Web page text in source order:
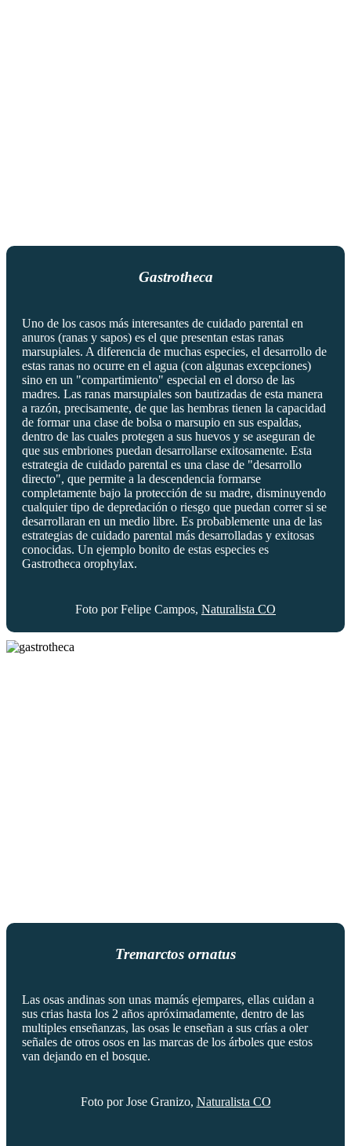
Gastrotheca
Uno de los casos más interesantes de cuidado parental en
anuros (ranas y sapos) es el que presentan estas ranas
marsupiales. A diferencia de muchas especies, el desarrollo de
estas ranas no ocurre en el agua (con algunas excepciones)
sino en un "compartimiento" especial en el dorso de las
madres. Las ranas marsupiales son bautizadas de esta manera
a razón, precisamente, de que las hembras tienen la capacidad
de formar una clase de bolsa o marsupio en sus espaldas,
dentro de las cuales protegen a sus huevos y se aseguran de
que sus embriones puedan desarrollarse exitosamente. Esta
estrategia de cuidado parental es una clase de "desarrollo
directo", que permite a la descendencia formarse
completamente bajo la protección de su madre, disminuyendo
cualquier tipo de depredación o riesgo que puedan correr si se
desarrollaran en un medio libre. Es probablemente una de las
estrategias de cuidado parental más desarrolladas y exitosas
conocidas. Un ejemplo bonito de estas especies es
Gastrotheca orophylax.
Foto por Felipe Campos, Naturalista CO
Tremarctos ornatus
Las osas andinas son unas mamás ejempares, ellas cuidan a
sus crias hasta los 2 años apróximadamente, dentro de las
multiples enseñanzas, las osas le enseñan a sus crías a oler
señales de otros osos en las marcas de los árboles que estos
van dejando en el bosque.
Foto por Jose Granizo, Naturalista CO